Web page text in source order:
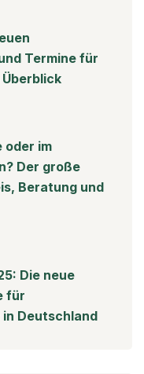
Termine für
oder im
Der große
Beratung und
Die neue
für
Deutschland